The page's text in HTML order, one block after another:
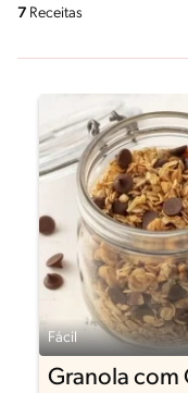
7 Receitas
Fácil
Granola com